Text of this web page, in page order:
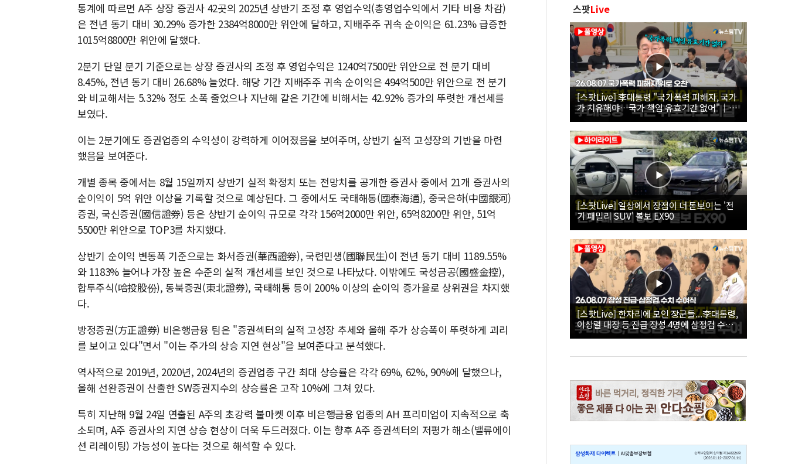
통계에 따르면 A주 상장 증권사 42곳의 2025년 상반기 조정 후 영업수익(총영업수익에서 기타 비용 차감)
은 전년 동기 대비 30.29% 증가한 2384억8000만 위안에 달하고, 지배주주 귀속 순이익은 61.23% 급증한
1015억8800만 위안에 달했다.
2분기 단일 분기 기준으로는 상장 증권사의 조정 후 영업수익은 1240억7500만 위안으로 전 분기 대비
8.45%, 전년 동기 대비 26.68% 늘었다. 해당 기간 지배주주 귀속 순이익은 494억500만 위안으로 전 분기
와 비교해서는 5.32% 정도 소폭 줄었으나 지난해 같은 기간에 비해서는 42.92% 증가의 뚜렷한 개선세를
보였다.
이는 2분기에도 증권업종의 수익성이 강력하게 이어졌음을 보여주며, 상반기 실적 고성장의 기반을 마련
했음을 보여준다.
개별 종목 중에서는 8월 15일까지 상반기 실적 확정치 또는 전망치를 공개한 증권사 중에서 21개 증권사의
순이익이 5억 위안 이상을 기록할 것으로 예상된다. 그 중에서도 국태해통(國泰海通), 중국은하(中國銀河)
증권, 국신증권(國信證券) 등은 상반기 순이익 규모로 각각 156억2000만 위안, 65억8200만 위안, 51억
5500만 위안으로 TOP3를 차지했다.
상반기 순이익 변동폭 기준으로는 화서증권(華西證券), 국련민생(國聯民生)이 전년 동기 대비 1189.55%
와 1183% 늘어나 가장 높은 수준의 실적 개선세를 보인 것으로 나타났다. 이밖에도 국성금공(國盛金控),
합투주식(哈投股份), 동북증권(東北證券), 국태해통 등이 200% 이상의 순이익 증가율로 상위권을 차지했
다.
방정증권(方正證券) 비은행금융 팀은 "증권섹터의 실적 고성장 추세와 올해 주가 상승폭이 뚜렷하게 괴리
를 보이고 있다"면서 "이는 주가의 상승 지연 현상"을 보여준다고 분석했다.
역사적으로 2019년, 2020년, 2024년의 증권업종 구간 최대 상승률은 각각 69%, 62%, 90%에 달했으나,
올해 선완증권이 산출한 SW증권지수의 상승률은 고작 10%에 그쳐 있다.
특히 지난해 9월 24일 연출된 A주의 초강력 불마켓 이후 비은행금융 업종의 AH 프리미엄이 지속적으로 축
소되며, A주 증권사의 지연 상승 현상이 더욱 두드러졌다. 이는 향후 A주 증권섹터의 저평가 해소(밸류에이
션 리레이팅) 가능성이 높다는 것으로 해석할 수 있다.
스팟Live
[스팟Live] 李대통령 "국가폭력 피해자, 국가
가 치유해야…국가 책임 유효기간 없어"｜
26.08.07 국가폭력 피해자 위로 오찬
[스팟Live] 일상에서 장점이 더 돋보이는 '전
기 패밀리 SUV' 볼보 EX90
[스팟Live] 한자리에 모인 장군들...李대통령,
이상렬 대장 등 진급 장성 4명에 삼정검 수치
직접 수여｜26.08.07 장성 진급·삼정검 수치